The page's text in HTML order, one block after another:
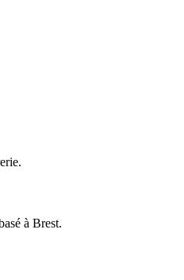
à Brest.